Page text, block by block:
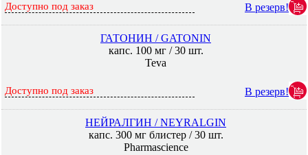
Доступно под заказ В резерв!
ГАТОНИН / GATONIN
капс. 100 мг / 30 шт.
Teva
Доступно под заказ В резерв!
НЕЙРАЛГИН / NEYRALGIN
капс. 300 мг блистер / 30 шт.
Pharmascience